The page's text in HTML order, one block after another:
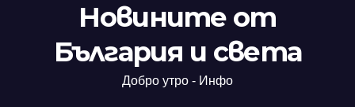
Новините от
България и света
Добро утро - Инфо